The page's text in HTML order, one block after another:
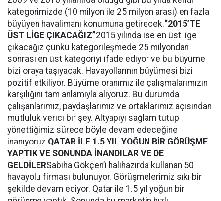
kategorimizde (10 milyon ile 25 milyon arası) en fazla
büyüyen havalimanı konumuna getirecek.“2015’TE
ÜST LİGE ÇIKACAĞIZ”2015 yılında ise en üst lige
çıkacağız çünkü kategorileşmede 25 milyondan
sonrası en üst kategoriyi ifade ediyor ve bu büyüme
bizi oraya taşıyacak. Havayollarının büyümesi bizi
pozitif etkiliyor. Büyüme oranımız ile çalışmalarımızın
karşılığını tam anlamıyla alıyoruz. Bu durumda
çalışanlarımız, paydaşlarımız ve ortaklarımız açısından
mutluluk verici bir şey. Altyapıyı sağlam tutup
yönettiğimiz sürece böyle devam edeceğine
inanıyoruz.QATAR İLE 1.5 YIL YOĞUN BİR GÖRÜŞME
YAPTIK VE SONUNDA İNANDILAR VE DE
GELDİLERSabiha Gökçen’i halihazırda kullanan 50
havayolu firması bulunuyor. Görüşmelerimiz sıkı bir
şekilde devam ediyor. Qatar ile 1.5 yıl yoğun bir